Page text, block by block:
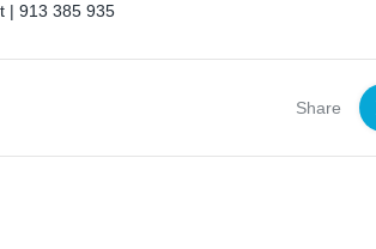
| 913 385 935
Share